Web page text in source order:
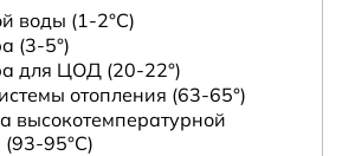
воды (1-2°С)
(3-5°)
для ЦОД (20-22°)
отопления (63-65°)
высокотемпературной
95°С)